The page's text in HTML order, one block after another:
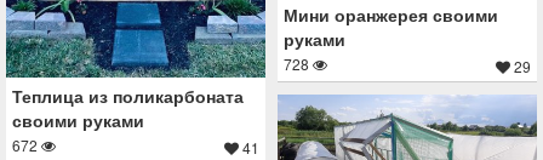
Теплица из поликарбоната
своими руками
672 41
Мини оранжерея своими
руками
728 29